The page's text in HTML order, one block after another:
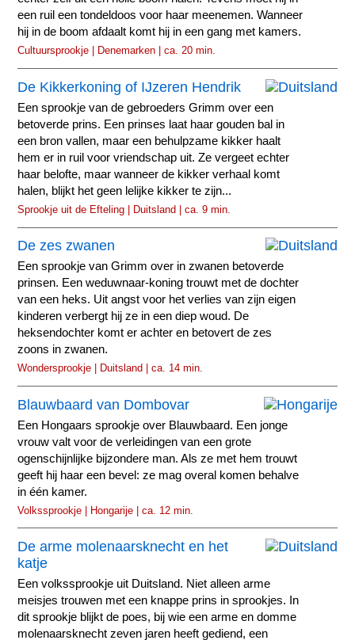
een ruil een tondeldoos voor haar meenemen. Wanneer
hij in de boom afdaalt komt hij in een gang met kamers.
Cultuursprookje | Denemarken | ca. 20 min.
De Kikkerkoning of IJzeren Hendrik
Een sprookje van de gebroeders Grimm over een
betoverde prins. Een prinses laat haar gouden bal in
een bron vallen, maar een behulpzame kikker haalt
hem er in ruil voor vriendschap uit. Ze vergeet echter
haar belofte, maar wanneer de kikker verhaal komt
halen, blijkt het geen lelijke kikker te zijn...
Sprookje uit de Efteling | Duitsland | ca. 9 min.
De zes zwanen
Een sprookje van Grimm over in zwanen betoverde
prinsen. Een weduwnaar-koning trouwt met de dochter
van een heks. Uit angst voor het verlies van zijn eigen
kinderen verbergt hij ze in een diep woud. De
heksendochter komt er achter en betovert de zes
zoons in zwanen.
Wondersprookje | Duitsland | ca. 14 min.
Blauwbaard van Dombovar
Een Hongaars sprookje over Blauwbaard. Een jonge
vrouw valt voor de verleidingen van een grote
ogenschijnlijke bijzondere man. Als ze met hem trouwt
geeft hij haar een bevel: ze mag overal komen behalve
in één kamer.
Volkssprookje | Hongarije | ca. 12 min.
De arme molenaarsknecht en het
katje
Een volkssprookje uit Duitsland. Niet alleen arme
meisjes trouwen met een knappe prins in sprookjes. In
dit sprookje blijkt de poes, bij wie een arme en domme
molenaarsknecht zeven jaren heeft gediend, een